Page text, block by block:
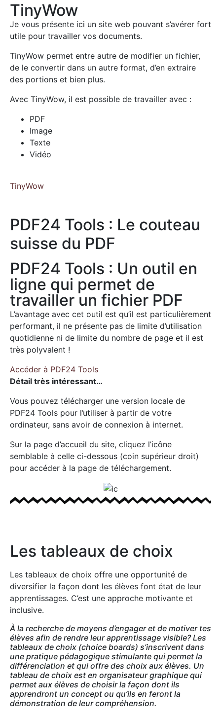
TinyWow
Je vous présente ici un site web pouvant s’avérer fort
utile pour travailler vos documents.
TinyWow permet entre autre de modifier un fichier,
de le convertir dans un autre format, d’en extraire
des portions et bien plus.
Avec TinyWow, il est possible de travailler avec :
PDF
Image
Texte
Vidéo
TinyWow
PDF24 Tools : Le couteau
suisse du PDF
PDF24 Tools : Un outil en
ligne qui permet de
travailler un fichier PDF
L’avantage avec cet outil est qu’il est particulièrement
performant, il ne présente pas de limite d’utilisation
quotidienne ni de limite du nombre de page et il est
très polyvalent !
Accéder à PDF24 Tools
Détail très intéressant…
Vous pouvez télécharger une version locale de
PDF24 Tools pour l’utiliser à partir de votre
ordinateur, sans avoir de connexion à internet.
Sur la page d’accueil du site, cliquez l’icône
semblable à celle ci-dessous (coin supérieur droit)
pour accéder à la page de téléchargement.
Les tableaux de choix
Les tableaux de choix offre une opportunité de
diversifier la façon dont les élèves font état de leur
apprentissages. C’est une approche motivante et
inclusive.
À la recherche de moyens d’engager et de motiver tes
élèves afin de rendre leur apprentissage visible? Les
tableaux de choix (choice boards) s’inscrivent dans
une pratique pédagogique stimulante qui permet la
différenciation et qui offre des choix aux élèves. Un
tableau de choix est en organisateur graphique qui
permet aux élèves de choisir la façon dont ils
apprendront un concept ou qu’ils en feront la
démonstration de leur compréhension.